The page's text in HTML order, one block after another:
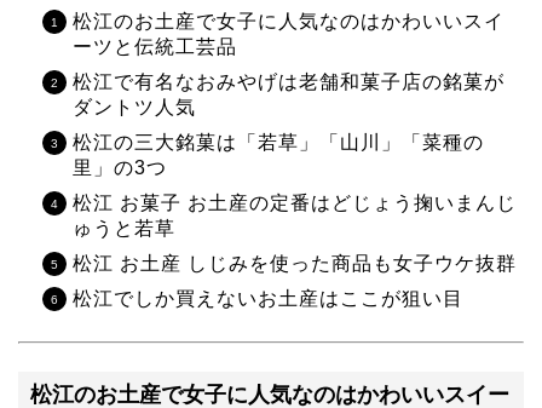
松江のお土産で女子に人気なのはかわいいスイ
ーツと伝統工芸品
松江で有名なおみやげは老舗和菓子店の銘菓が
ダントツ人気
松江の三大銘菓は「若草」「山川」「菜種の
里」の3つ
松江 お菓子 お土産の定番はどじょう掬いまんじ
ゅうと若草
松江 お土産 しじみを使った商品も女子ウケ抜群
松江でしか買えないお土産はここが狙い目
松江のお土産で女子に人気なのはかわいいスイー